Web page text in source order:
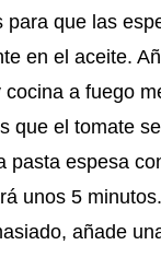
para que las
en el aceite.
cocina a fuego
que el tomate
pasta espesa
unos 5
añade